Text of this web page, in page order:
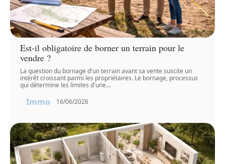
Est-il obligatoire de borner un terrain pour le
vendre ?
La question du bornage d'un terrain avant sa vente suscite un
intérêt croissant parmi les propriétaires. Le bornage, processus
qui détermine les limites d'une…
Immo 16/06/2026